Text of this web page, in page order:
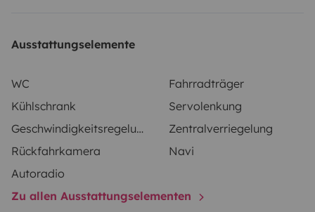
Ausstattungselemente
WC
Fahrradträger
Kühlschrank
Servolenkung
Geschwindigkeitsregelung
Zentralverriegelung
Rückfahrkamera
Navi
Autoradio
Zu allen Ausstattungselementen